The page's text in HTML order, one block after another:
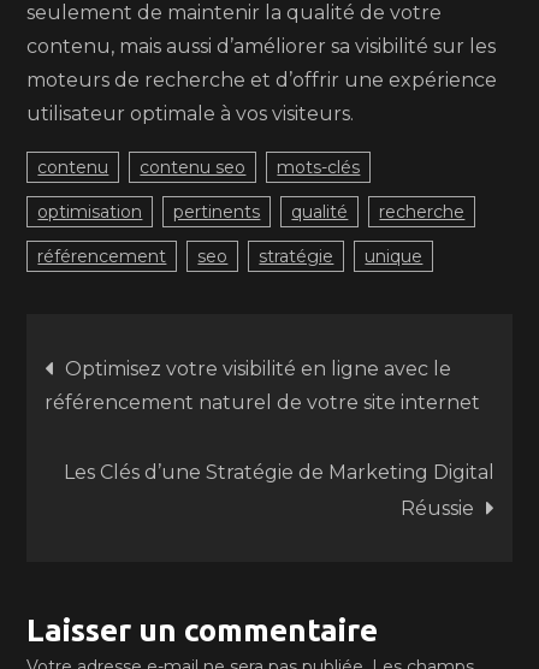
seulement de maintenir la qualité de votre
contenu, mais aussi d’améliorer sa visibilité sur les
moteurs de recherche et d’offrir une expérience
utilisateur optimale à vos visiteurs.
contenu contenu seo mots-clés
optimisation pertinents qualité recherche
référencement seo stratégie unique
Navigation
de
l’article
Optimisez votre visibilité en ligne avec le
référencement naturel de votre site internet
Les Clés d’une Stratégie de Marketing Digital
Réussie
Laisser un commentaire